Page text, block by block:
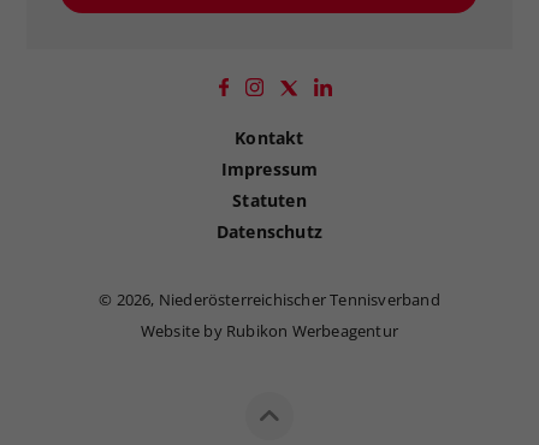
Kontakt
Impressum
Statuten
Datenschutz
© 2026, Niederösterreichischer Tennisverband
Website by Rubikon Werbeagentur